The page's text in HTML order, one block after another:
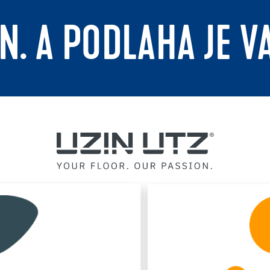
A PODLAHA JE